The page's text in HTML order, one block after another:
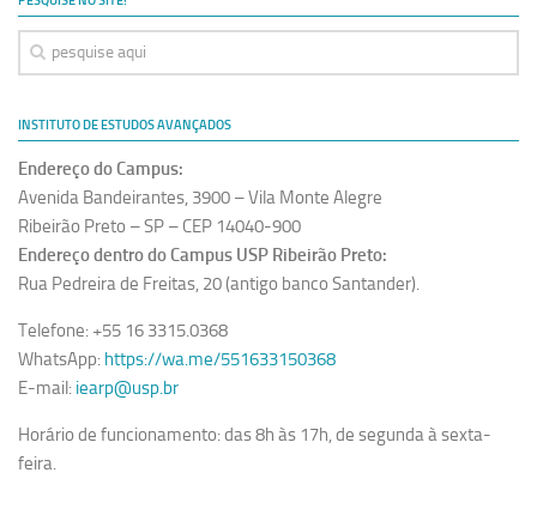
INSTITUTO DE ESTUDOS AVANÇADOS
Endereço do Campus:
Avenida Bandeirantes, 3900 – Vila Monte Alegre
Ribeirão Preto – SP – CEP 14040-900
Endereço dentro do Campus USP Ribeirão Preto:
Rua Pedreira de Freitas, 20 (antigo banco Santander).
Telefone: +55 16 3315.0368
WhatsApp: https://wa.me/551633150368
E-mail: iearp@usp.br
Horário de funcionamento: das 8h às 17h, de segunda à sexta-
feira.